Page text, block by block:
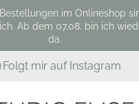
im Onlineshop
Ab dem 07.08. bin ich
da.
Folgt mir auf Instagram